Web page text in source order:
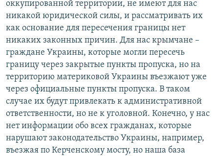
оккупированной территории, не имеют для нас
никакой юридической силы, и рассматривать их
как основание для пересечения границы нет
никаких законных причин. Для нас крымчане –
граждане Украины, которые могли пересечь
границу через закрытые пункты пропуска, но на
территорию материковой Украины въезжают уже
через официальные пункты пропуска. В таком
случае их будут привлекать к административной
ответственности, но не к уголовной. Конечно, у нас
нет информации обо всех гражданах, которые
нарушают законодательство Украины, например,
въезжая по Керченскому мосту, но наша база